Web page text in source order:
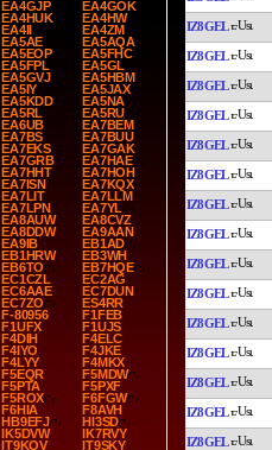
EA4GJP
EA4GOK
EA4HUK
EA4HW
EA4II
EA4ZM
EA5AE
EA5AQA
EA5EOP
EA5FHC
EA5FPL
EA5GL
EA5GVJ
EA5HBM
EA5IY
EA5JAX
EA5KDD
EA5NA
EA5RL
EA5RU
EA6UB
EA7BEM
EA7BS
EA7BUU
EA7EKS
EA7GAK
EA7GRB
EA7HAE
EA7HHT
EA7HOH
EA7ISN
EA7KQX
EA7LIT
EA7LLM
EA7LPN
EA7YL
EA8AUW
EA8CVZ
EA8DDW
EA9AAN
EA9IB
EB1AD
EB1HRW
EB3WH
EB6TO
EB7HQE
EC1CZL
EC2AG
EC6AAE
EC7DUN
EC7ZO
ES4RR
F-80956
F1FEB
F1UFX
F1UJS
F4DIH
F4ELC
F4IYO
F4JKE
F4LYY
F4MKX
F5EQR
F5MDW
F5PTA
F5PXF
F5ROX
F6FGW
F6HIA
F8AVH
HB9EFJ
HI3SD
IK5DVW
IK7RVY
IT9KQV
IT9SKY
IZ8GEL
IZ8GEL
IZ8GEL
IZ8GEL
IZ8GEL
IZ8GEL
IZ8GEL
IZ8GEL
IZ8GEL
IZ8GEL
IZ8GEL
IZ8GEL
IZ8GEL
IZ8GEL
IZ8GEL